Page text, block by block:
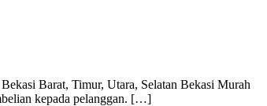
Barat, Timur, Utara, Selatan Bekasi Murah
kepada pelanggan. […]